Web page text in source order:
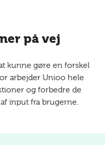
på vej
kunne gøre en forskel
arbejder Unioo hele
og forbedre de
input fra brugerne.